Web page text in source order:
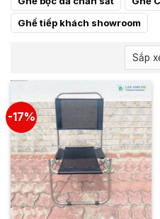
Ghế tiếp khách showroom
-17%